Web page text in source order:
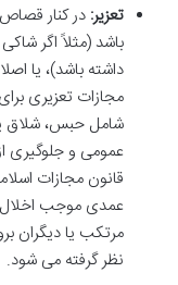
تعزیر: در کنار
باشد (مثلاً اگر
داشته باشد)، یا
مجازات تعزیری
شامل حبس، شلاق
قانون مجازات
عمدی موجب اخلال
مرتکب یا دیگران
نظر گرفته می شود.